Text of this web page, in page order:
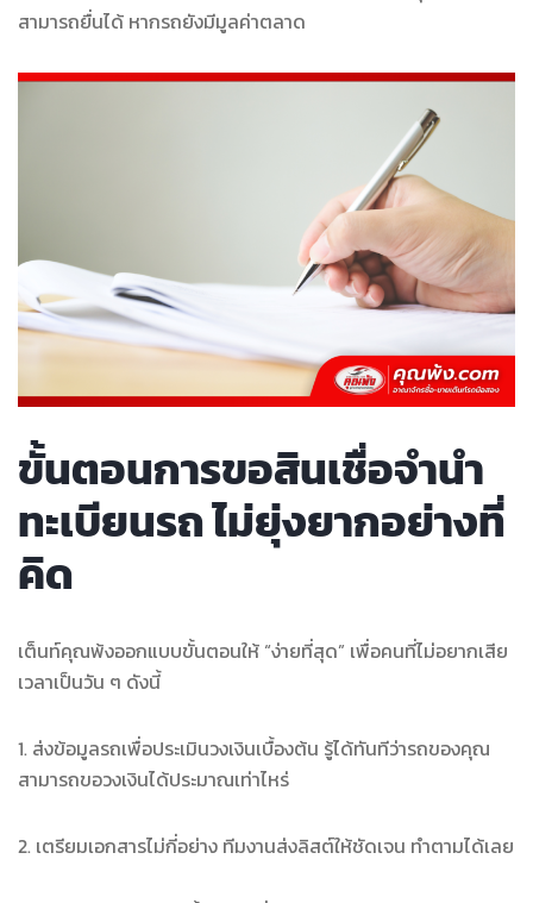
สามารถยื่นได้ หากรถยังมีมูลค่าตลาด
ขั้นตอนการขอสินเชื่อจำนำ
ทะเบียนรถ ไม่ยุ่งยากอย่างที่
คิด
เต็นท์คุณพ้งออกแบบขั้นตอนให้ “ง่ายที่สุด” เพื่อคนที่ไม่อยากเสีย
เวลาเป็นวัน ๆ ดังนี้
1. ส่งข้อมูลรถเพื่อประเมินวงเงินเบื้องต้น รู้ได้ทันทีว่ารถของคุณ
สามารถขอวงเงินได้ประมาณเท่าไหร่
2. เตรียมเอกสารไม่กี่อย่าง ทีมงานส่งลิสต์ให้ชัดเจน ทำตามได้เลย